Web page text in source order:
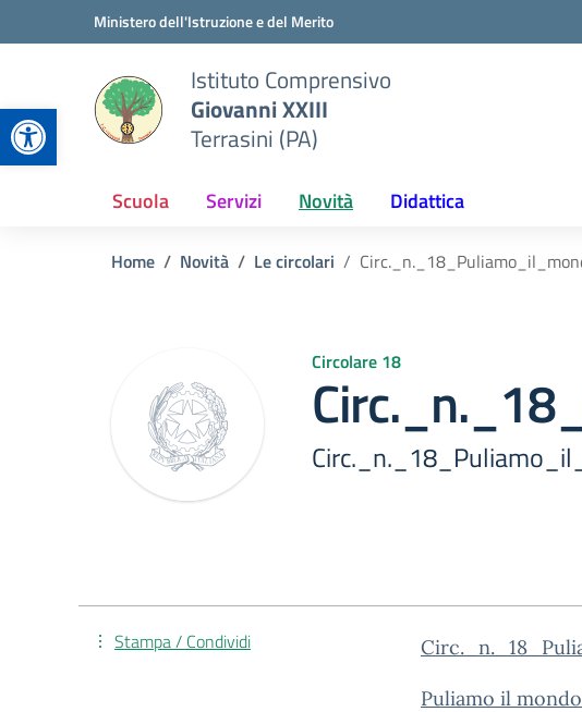
Apri la barra degli strumenti
Vai ai contenuti
Vai al menu di navigazioneMinistero dell'Istruzione e del Merito
Istituto Comprensivo
Giovanni XXIII
Terrasini (PA)
Scuola Servizi Novità Didattica
Home Novità Le circolari
Circolare 18
Puliamo il
Stampa / Condividi